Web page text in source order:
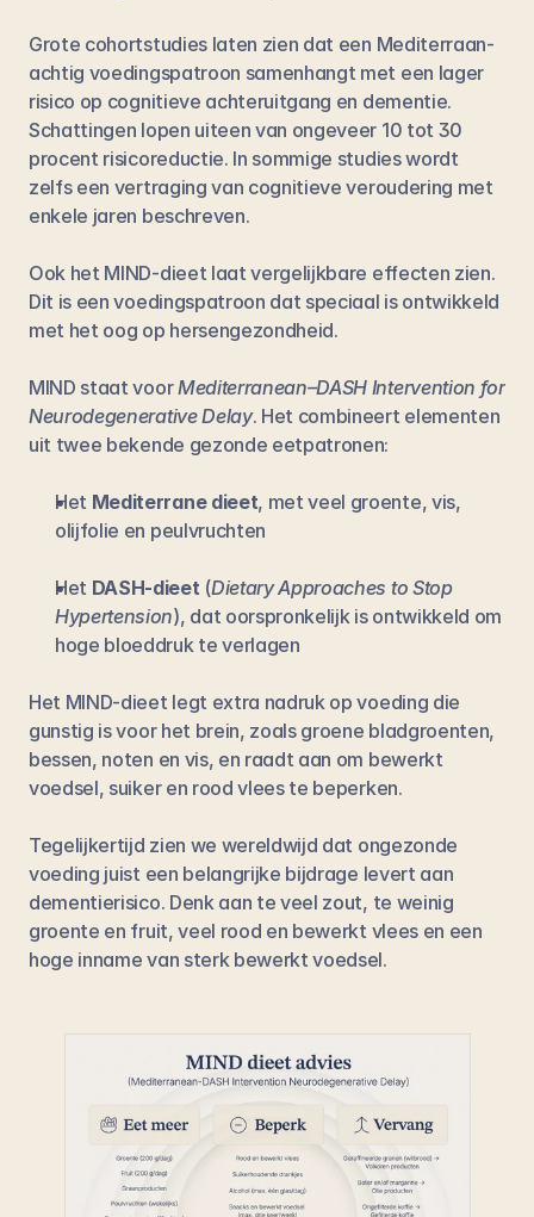
Grote cohortstudies laten zien dat een Mediterraan-
achtig voedingspatroon samenhangt met een lager
risico op cognitieve achteruitgang en dementie.
Schattingen lopen uiteen van ongeveer 10 tot 30
procent risicoreductie. In sommige studies wordt
zelfs een vertraging van cognitieve veroudering met
enkele jaren beschreven.
Ook het MIND-dieet laat vergelijkbare effecten zien.
Dit is een voedingspatroon dat speciaal is ontwikkeld
met het oog op hersengezondheid.
MIND staat voor Mediterranean–DASH Intervention for
Neurodegenerative Delay. Het combineert elementen
uit twee bekende gezonde eetpatronen:
Het Mediterrane dieet, met veel groente, vis,
olijfolie en peulvruchten
Het DASH-dieet (Dietary Approaches to Stop
Hypertension), dat oorspronkelijk is ontwikkeld om
hoge bloeddruk te verlagen
Het MIND-dieet legt extra nadruk op voeding die
gunstig is voor het brein, zoals groene bladgroenten,
bessen, noten en vis, en raadt aan om bewerkt
voedsel, suiker en rood vlees te beperken.
Tegelijkertijd zien we wereldwijd dat ongezonde
voeding juist een belangrijke bijdrage levert aan
dementierisico. Denk aan te veel zout, te weinig
groente en fruit, veel rood en bewerkt vlees en een
hoge inname van sterk bewerkt voedsel.